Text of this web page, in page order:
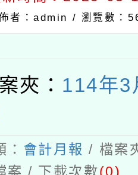
者：admin / 瀏覽數：
夾： 114年3
： 會計月報 / 檔案
案 / 下載次數(0)